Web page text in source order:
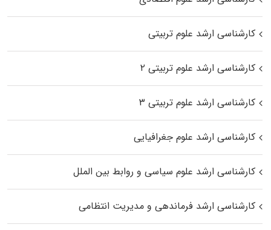
کارشناسی ارشد علوم تربیتی
کارشناسی ارشد علوم تربیتی ۲
کارشناسی ارشد علوم تربیتی ۳
کارشناسی ارشد علوم جغرافیایی
کارشناسی ارشد علوم سیاسی و روابط بین الملل
کارشناسی ارشد فرماندهی و مدیریت انتظامی